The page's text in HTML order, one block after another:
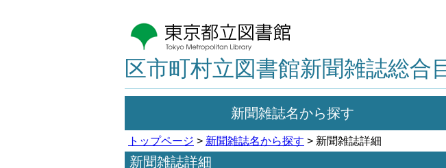
区市町村立図書館新聞雑誌総合
新聞雑誌名から探す
トップページ > 新聞雑誌名から探す > 新聞雑誌詳細
新聞雑誌詳細